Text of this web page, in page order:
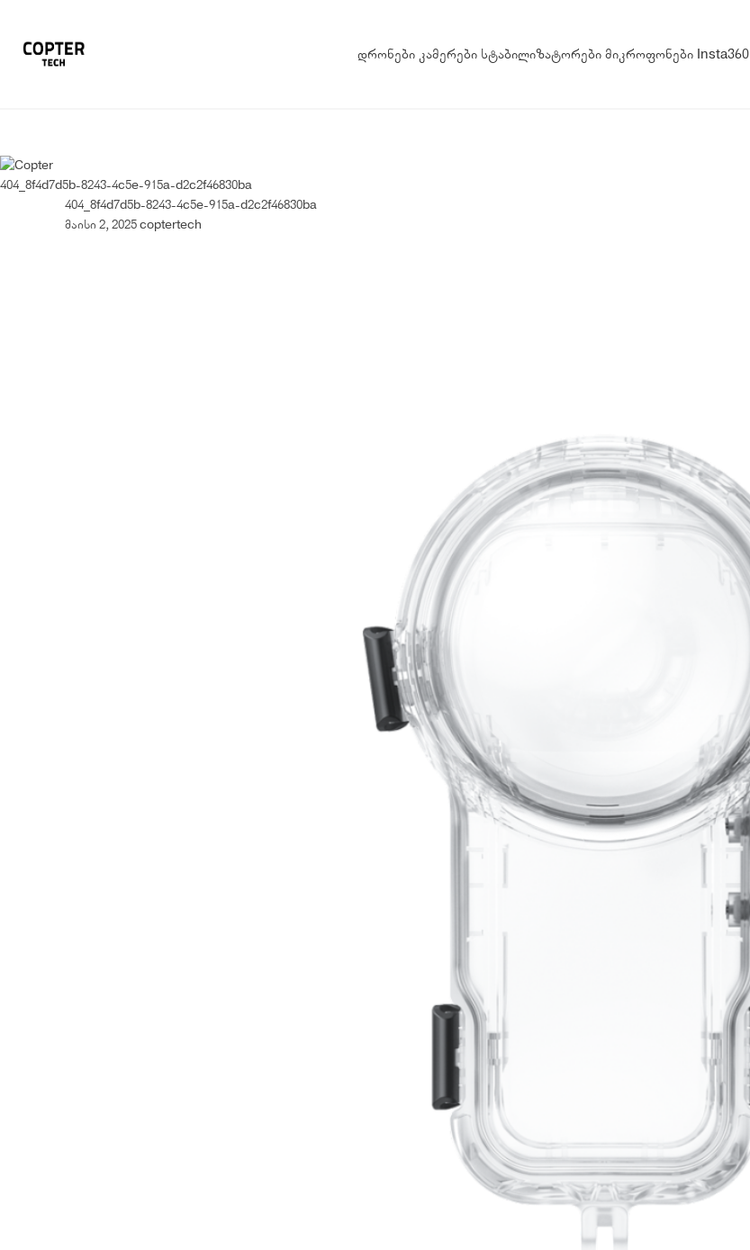
დრონები კამერები სტაბილიზატორები მიკროფონები Insta360
404_8f4d7d5b-8243-4c5e-915a-d2c2f46830ba
404_8f4d7d5b-8243-4c5e-915a-d2c2f46830ba
მაისი 2, 2025coptertech